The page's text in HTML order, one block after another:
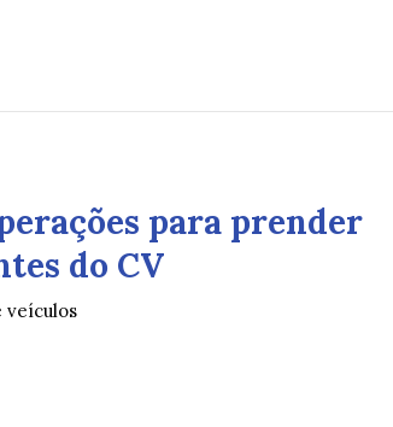
para prender
do CV
veículos